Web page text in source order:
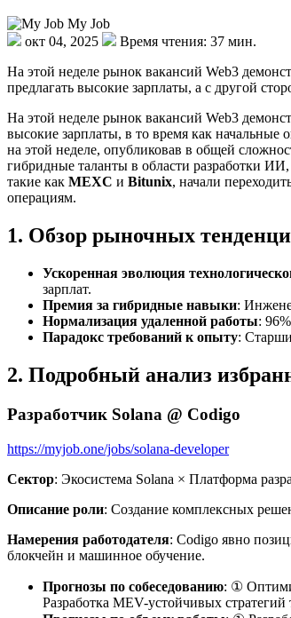
My Job
окт 04, 2025
Время чтения: 37 мин.
На этой неделе рынок вакансий Web3
предлагать высокие зарплаты, а с другой
На этой неделе рынок вакансий Web3
высокие зарплаты, в то время как
на этой неделе, опубликовав в общей
гибридные таланты в области разработки
такие как MEXC и Bitunix, начали
операциям.
1. Обзор рыночных
Ускоренная эволюция
зарплат.
Премия за гибридные навыки:
Нормализация удаленной работы:
Парадокс требований к опыту:
2. Подробный анализ
Разработчик Solana @ Codigo
https://myjob.one/jobs/solana-developer
Сектор: Экосистема Solana × Платформа
Описание роли: Создание комплексных
Намерения работодателя: Codigo явно
блокчейн и машинное обучение.
Прогнозы по собеседованию: ①
Разработка MEV-устойчивых